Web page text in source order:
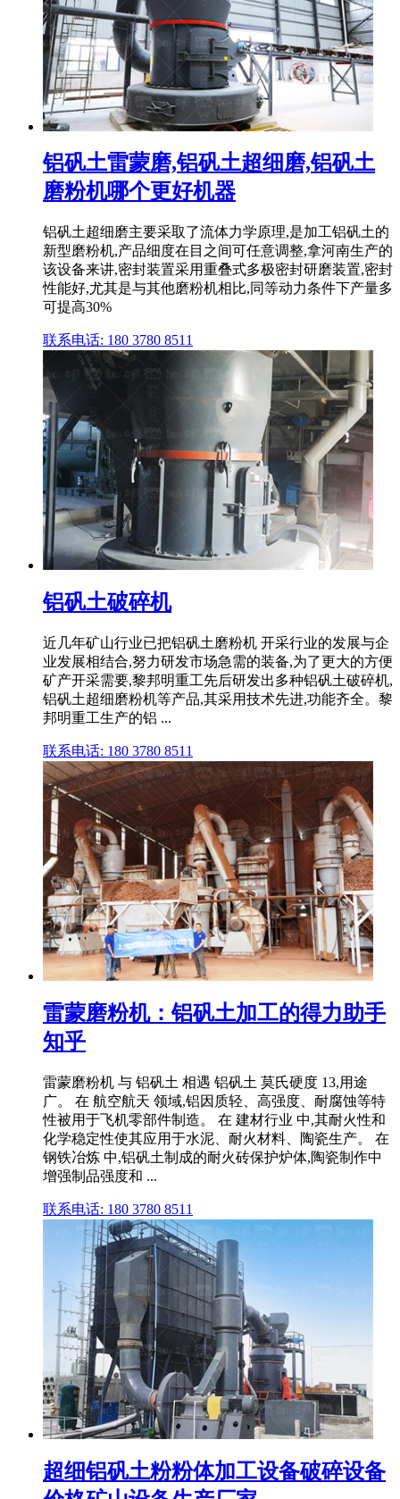
铝矾土雷蒙磨,铝矾土超细磨,铝矾土
磨粉机哪个更好机器
铝矾土超细磨主要采取了流体力学原理,是加工铝矾土的
新型磨粉机,产品细度在目之间可任意调整,拿河南生产的
该设备来讲,密封装置采用重叠式多极密封研磨装置,密封
性能好,尤其是与其他磨粉机相比,同等动力条件下产量多
可提高30%
联系电话: 180 3780 8511
铝矾土破碎机
近几年矿山行业已把铝矾土磨粉机 开采行业的发展与企
业发展相结合,努力研发市场急需的装备,为了更大的方便
矿产开采需要,黎邦明重工先后研发出多种铝矾土破碎机,
铝矾土超细磨粉机等产品,其采用技术先进,功能齐全。黎
邦明重工生产的铝 ...
联系电话: 180 3780 8511
雷蒙磨粉机：铝矾土加工的得力助手
知乎
雷蒙磨粉机 与 铝矾土 相遇 铝矾土 莫氏硬度 13,用途
广。 在 航空航天 领域,铝因质轻、高强度、耐腐蚀等特
性被用于飞机零部件制造。 在 建材行业 中,其耐火性和
化学稳定性使其应用于水泥、耐火材料、陶瓷生产。 在
钢铁冶炼 中,铝矾土制成的耐火砖保护炉体,陶瓷制作中
增强制品强度和 ...
联系电话: 180 3780 8511
超细铝矾土粉粉体加工设备破碎设备